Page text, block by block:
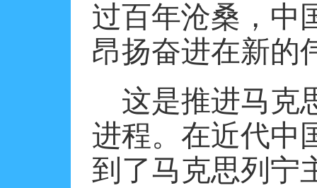
过百年沧桑，中
昂扬奋进在新的
这是推进马克
进程。在近代中
到了马克思列宁